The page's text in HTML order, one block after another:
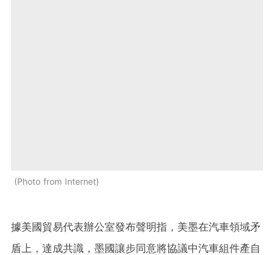
Photo from Internet
據美國貿易代表辦公室發布聲明指，美墨在汽車領域矛
盾上，達成共識，墨國讓步同意將協議中汽車組件產自